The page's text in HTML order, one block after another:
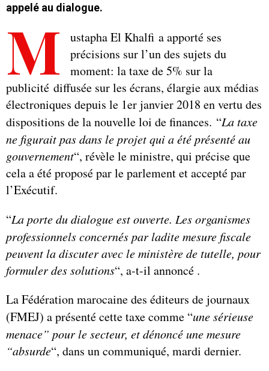
appelé au dialogue.
M
ustapha El Khalfi a apporté ses
précisions sur l’un des sujets du
moment: la taxe de 5% sur la
publicité diffusée sur les écrans, élargie aux médias
électroniques depuis le 1er janvier 2018 en vertu des
dispositions de la nouvelle loi de finances. “La taxe
ne figurait pas dans le projet qui a été présenté au
gouvernement“, révèle le ministre, qui précise que
cela a été proposé par le parlement et accepté par
l’Exécutif.
“La porte du dialogue est ouverte. Les organismes
professionnels concernés par ladite mesure fiscale
peuvent la discuter avec le ministère de tutelle, pour
formuler des solutions“, a-t-il annoncé .
La Fédération marocaine des éditeurs de journaux
(FMEJ) a présenté cette taxe comme “une sérieuse
menace” pour le secteur, et dénoncé une mesure
“absurde“, dans un communiqué, mardi dernier.